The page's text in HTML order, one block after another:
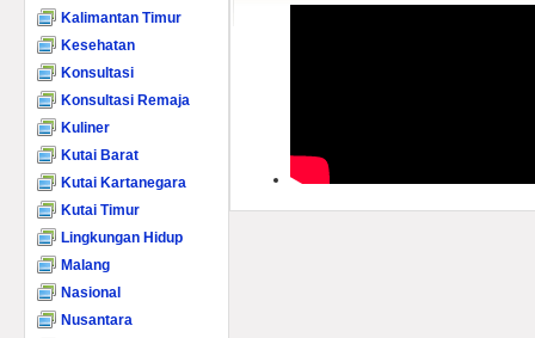
Kalimantan Timur
Kesehatan
Konsultasi
Konsultasi Remaja
Kuliner
Kutai Barat
Kutai Kartanegara
Kutai Timur
Lingkungan Hidup
Malang
Nasional
Nusantara